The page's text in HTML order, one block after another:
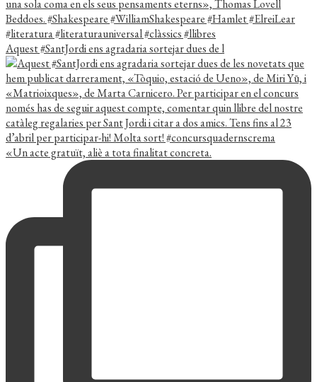
Aquest #SantJordi ens agradaria sortejar dues de l
«Un acte gratuït, aliè a tota finalitat concreta.